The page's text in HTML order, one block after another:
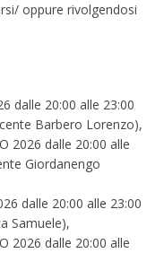
oppure rivolgendosi
dalle 20:00 alle 23:00
Barbero Lorenzo),
2026 dalle 20:00 alle
Giordanengo
dalle 20:00 alle 23:00
Samuele),
2026 dalle 20:00 alle